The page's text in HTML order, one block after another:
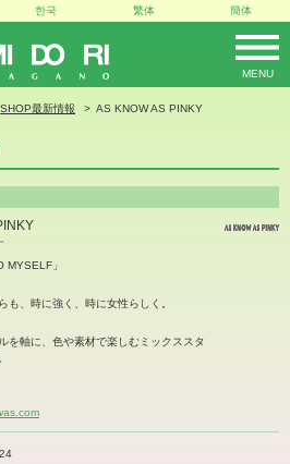
MENU
한국 繁体 簡体
SHOP最新情報 AS KNOW AS PINKY
MYSELF」
も、時に強く、時に女性らしく。
を軸に、色や素材で楽しむミックススタ